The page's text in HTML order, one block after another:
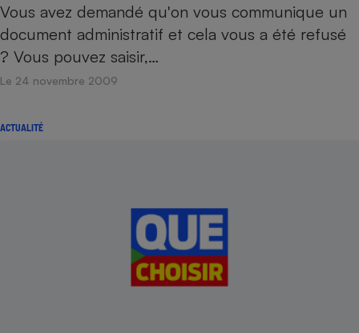
Vous avez demandé qu'on vous communique un
document administratif et cela vous a été refusé
? Vous pouvez saisir,…
Le 24 novembre 2009
ACTUALITÉ